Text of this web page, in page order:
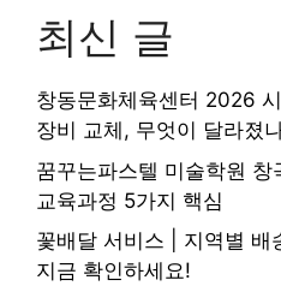
최신 글
창동문화체육센터 2026
장비 교체, 무엇이 달라졌
꿈꾸는파스텔 미술학원
교육과정 5가지 핵심
꽃배달 서비스 | 지역별 배
지금 확인하세요!